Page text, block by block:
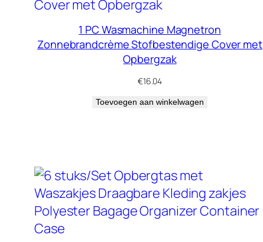
1 PC Wasmachine Magnetron
Zonnebrandcrème Stofbestendige Cover met
Opbergzak
€16.04
Toevoegen aan winkelwagen